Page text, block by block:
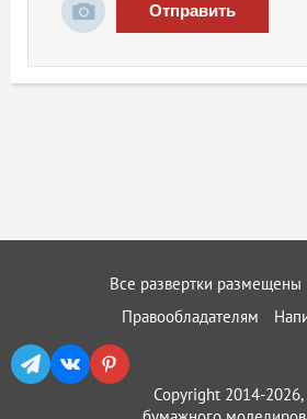
Отправить
Все развертки размещены
Правообладателям
Copyright 2014-